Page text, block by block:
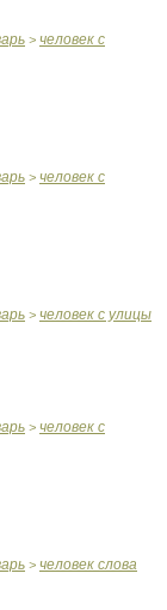
> человек с
> человек с
> человек с улицы
> человек с
> человек слова